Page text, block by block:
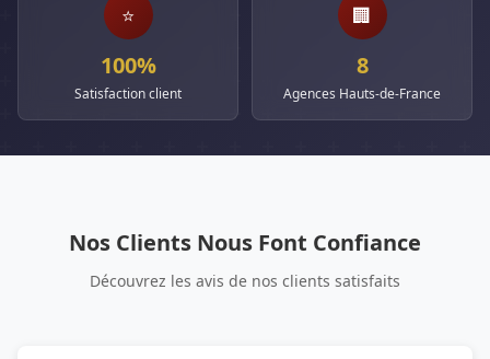
⭐
100%
Satisfaction client
🏢
8
Agences Hauts-de-France
Nos Clients Nous Font Confiance
Découvrez les avis de nos clients satisfaits